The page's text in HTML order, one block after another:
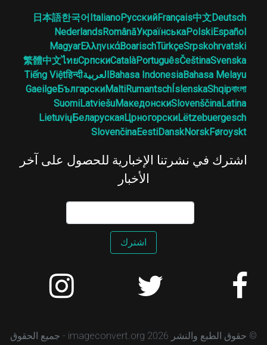
Deutsch
中文
Français
Русский
Italiano
한국어
日本語
Español
Polski
Українська
Română
Nederlands
Srpskohrvatski
Türkçe
Boarisch
Ελληνικά
Magyar
Svenska
Čeština
Português
Català
Српски
ไทย
繁體中文
Bahasa Melayu
Bahasa Indonesiaالعربيةहिन्दी
Tiếng Việt
বাংলা
Shqip
Íslenska
Rumantsch
Malti
Български
Gaeilge
Latina
Slovenščina
Македонски
Latviešu
Suomi
Lëtzebuergesch
Црногорски
Беларуская
Lietuvių
Føroyskt
Norsk
Dansk
Eesti
Slovenčina
اشترك في نشرتنا الإخبارية للحصول على آخر
الأخبار
اشترك
© حقوق الطبع والنشر 2026 imageconvert.org - جميع الحقوق